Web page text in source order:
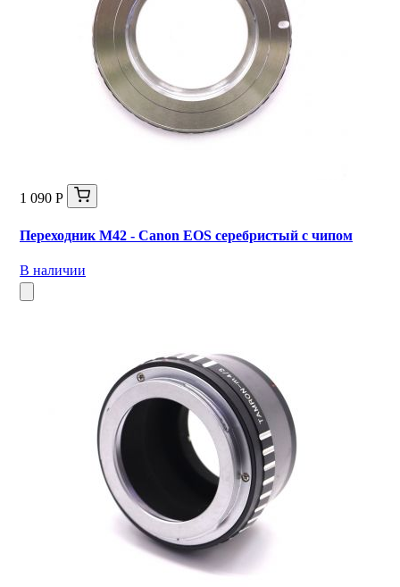
1 090 Р
Переходник M42 - Canon EOS серебристый с чипом
В наличии